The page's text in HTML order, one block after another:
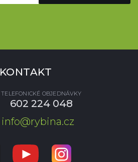
KONTAKT
TELEFONICKÉ OBJEDNÁVKY
602 224 048
info@rybina.cz